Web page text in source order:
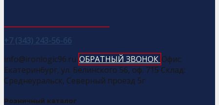
+7 (343) 243-56-66
info@ironlogic96.ru ОБРАТНЫЙ ЗВОНОК Офис:
Екатеринбург, ул. Белинского 56, оф. 715 Склад:
Среднеуральск, Северный проезд 5г
Розничный каталог